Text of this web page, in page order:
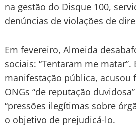
na gestão do Disque 100,
denúncias de violações de
Em fevereiro, Almeida
sociais: “Tentaram me matar”.
manifestação pública, acusou
ONGs “de reputação
“pressões ilegítimas sobre
o objetivo de prejudicá-lo.